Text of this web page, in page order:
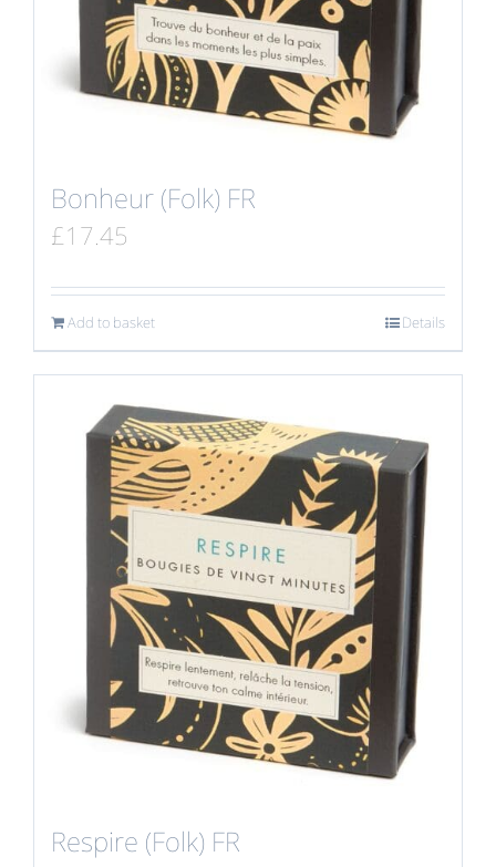
Bonheur (Folk) FR
£17.45
Add to basket Details
Respire (Folk) FR